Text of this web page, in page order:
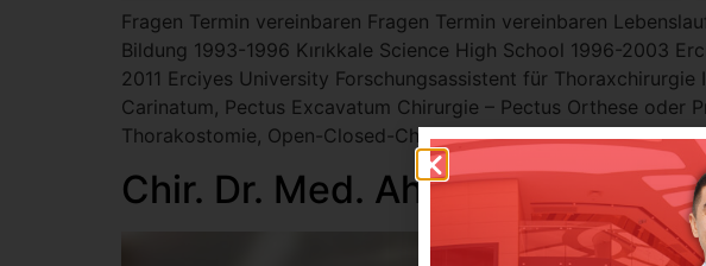
Fragen Termin vereinbaren Fragen Termin vereinbaren
Bildung 1993-1996 Kırıkkale Science High School 1996-2003
2011 Erciyes University Forschungsassistent für
Carinatum, Pectus Excavatum Chirurgie – Pectus Orthese
Thorakostomie, Open-Closed-Chirurgie) Tumorchirurgie […]
Chir. Dr. Med. Ahmet Süha